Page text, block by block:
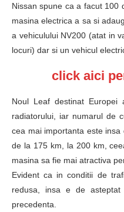
Nissan spune ca a facut 100
masina electrica a sa si
a vehiculului NV200 (atat in
locuri) dar si un vehicul
click aici
Noul Leaf destinat
radiatorului, iar numarul de
cea mai importanta este
de la 175 km, la 200 km,
masina sa fie mai atractiva
Evident ca in conditii de
redusa, insa e de
precedenta.